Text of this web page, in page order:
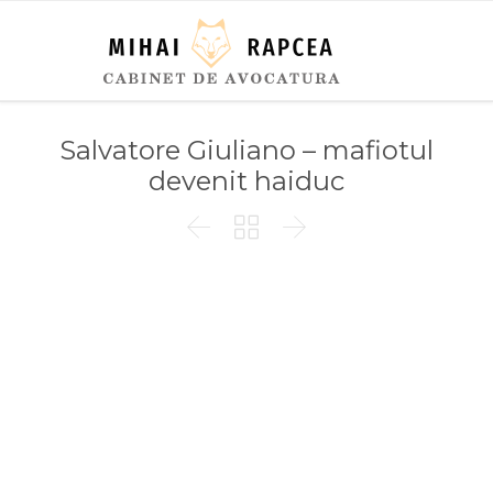
Salvatore Giuliano – mafiotul
devenit haiduc
  